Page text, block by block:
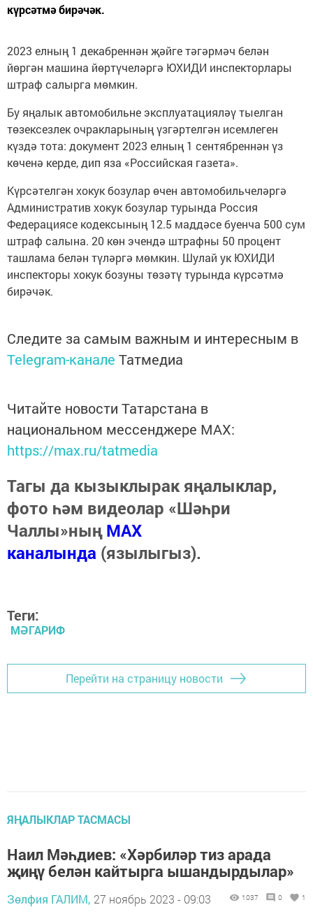
күрсәтмә бирәчәк.
2023 елның 1 декабреннән җәйге тәгәрмәч белән
йөргән машина йөртүчеләргә ЮХИДИ инспекторлары
штраф салырга мөмкин.
Бу яңалык автомобильне эксплуатацияләү тыелган
төзексезлек очракларының үзгәртелгән исемлеген
күздә тота: документ 2023 елның 1 сентябреннән үз
көченә керде, дип яза «Российская газета».
Күрсәтелгән хокук бозулар өчен автомобильчеләргә
Административ хокук бозулар турында Россия
Федерациясе кодексының 12.5 маддәсе буенча 500 сум
штраф салына. 20 көн эчендә штрафны 50 процент
ташлама белән түләргә мөмкин. Шулай ук ЮХИДИ
инспекторы хокук бозуны төзәтү турында күрсәтмә
бирәчәк.
Следите за самым важным и интересным в
Telegram-канале Татмедиа
Читайте новости Татарстана в
национальном мессенджере MАХ:
https://max.ru/tatmedia
Тагы да кызыклырак яңалыклар,
фото һәм видеолар «Шәһри
Чаллы»ныңMAX
каналында (язылыгыз).
Теги:
МӘГАРИФ
Перейти на страницу новости
ЯҢАЛЫКЛАР ТАСМАСЫ
Наил Мәһдиев: «Хәрбиләр тиз арада
җиңү белән кайтырга ышандырдылар»
Зөлфия ГАЛИМ, 27 ноябрь 2023 - 09:03 1037 0 1